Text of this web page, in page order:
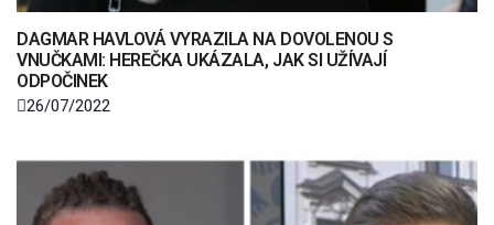
DAGMAR HAVLOVÁ VYRAZILA NA DOVOLENOU S
VNUČKAMI: HEREČKA UKÁZALA, JAK SI UŽÍVAJÍ
ODPOČINEK
26/07/2022